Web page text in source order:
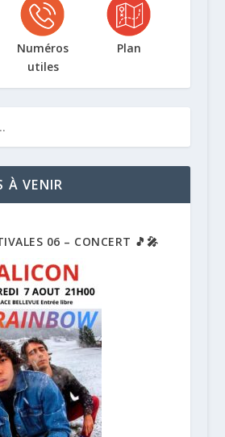
Numéros
utiles
Plan
À VENIR
06 – CONCERT 🎵🎤